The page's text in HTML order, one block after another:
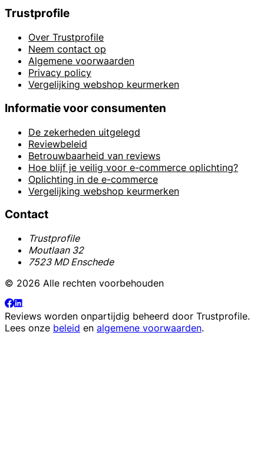
Trustprofile
Over Trustprofile
Neem contact op
Algemene voorwaarden
Privacy policy
Vergelijking webshop keurmerken
Informatie voor consumenten
De zekerheden uitgelegd
Reviewbeleid
Betrouwbaarheid van reviews
Hoe blijf je veilig voor e-commerce oplichting?
Oplichting in de e-commerce
Vergelijking webshop keurmerken
Contact
Trustprofile
Moutlaan 32
7523 MD Enschede
© 2026 Alle rechten voorbehouden
Reviews worden onpartijdig beheerd door Trustprofile.
Lees onze beleid en algemene voorwaarden.